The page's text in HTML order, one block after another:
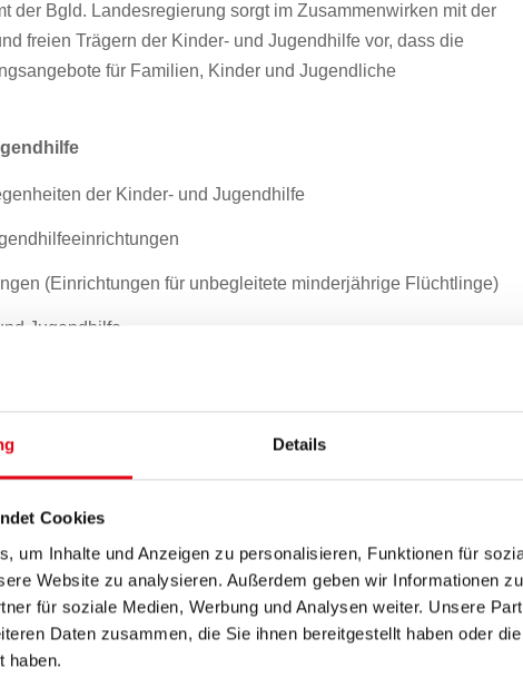
Details
Cookies
um Inhalte und Anzeigen zu personalisieren, Funktionen für
Website zu analysieren. Außerdem geben wir Informationen
für soziale Medien, Werbung und Analysen weiter. Unsere
Daten zusammen, die Sie ihnen bereitgestellt haben oder
haben.
der Bgld. Landesregierung sorgt im Zusammenwirken mit der
freien Trägern der Kinder- und Jugendhilfe vor, dass die
für Familien, Kinder und Jugendliche
der Kinder- und Jugendhilfe
(Einrichtungen für unbegleitete minderjährige Flüchtlinge)
Jugendhilfe
Einrichtungen der Kinder- und Jugendhilfe (fachliche
der Einrichtungen der Kinder- und Jugendhilfe inkl.
der Einrichtungen der Kinder- und Jugendhilfe